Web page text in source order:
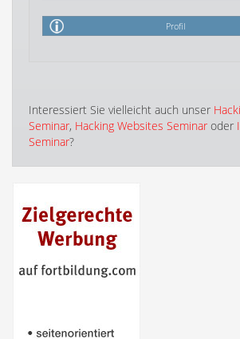
Profil
Interessiert Sie vielleicht auch unser
Seminar, Hacking Websites Seminar oder
Seminar?